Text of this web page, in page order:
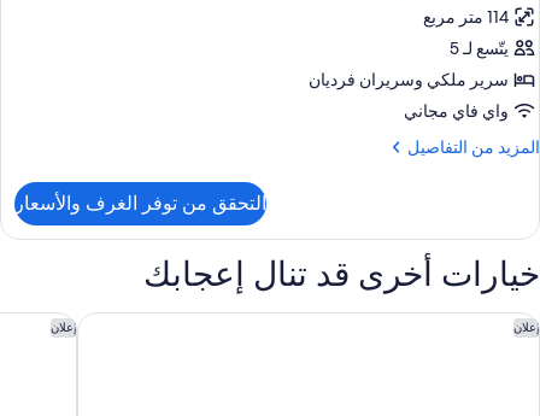
View
جناح
عائلي
-
عدة
أسرّة
114 متر مربع
يتّسع لـ 5
سرير ملكي‫‬ وسريران فرديان
واي فاي مجاني
المزيد من التفاصيل
المزيد
جناح
عائلي
-
عدة
أسرّة
التحقق من توفر الغرف والأسعار
خيارات أخرى قد تنال إعجابك
إعلان
أجنحة ڤوكو الدوحة ويست باي فندق تابع لمجموعة فنادق آي إيتش جي
إعلان
سوق واقف